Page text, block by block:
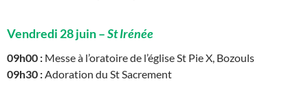
Vendredi 28 juin –St Irénée
09h00 : Messe à l’oratoire de l’église St Pie X, Bozouls
09h30 :Adoration du St Sacrement